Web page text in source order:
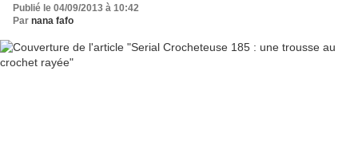
Publié le 04/09/2013 à 10:42
Par nana fafo